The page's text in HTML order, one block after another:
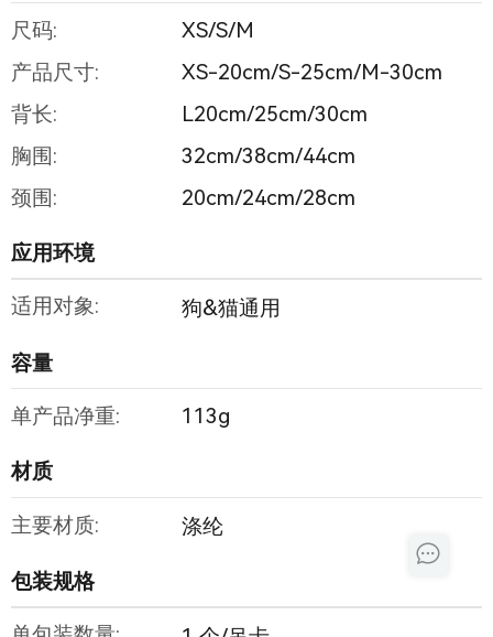
尺码:
XS/S/M
产品尺寸:
XS-20cm/S-25cm/M-30cm
背长:
L20cm/25cm/30cm
胸围:
32cm/38cm/44cm
颈围:
20cm/24cm/28cm
应用环境
适用对象: 狗&猫通用
容量
单产品净重: 113g
材质
主要材质: 涤纶
包装规格